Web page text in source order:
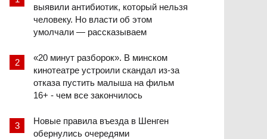
выявили антибиотик, который нельзя
человеку. Но власти об этом
умолчали — рассказываем
«20 минут разборок». В минском
кинотеатре устроили скандал из-за
отказа пустить малыша на фильм
16+ - чем все закончилось
Новые правила въезда в Шенген
обернулись очередями